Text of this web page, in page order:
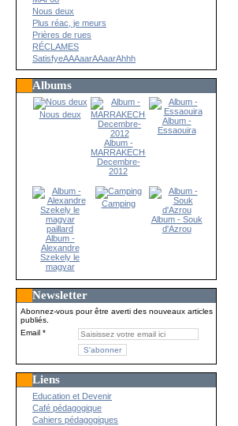
Nous deux
Plus réac, je meurs
Prières de rues
RÉCLAMES
SatisfyeAAAaarAAaarAhhh
Albums
Nous deux
Album -
MARRAKECH-
Decembre-
2012
Album -
Essaouira
Album -
Alexandre
Szekely le
magyar
Camping
Album - Souk
d'Azrou
Newsletter
Abonnez-vous pour être averti des nouveaux articles
publiés.
Email
Liens
Education et Devenir
Café pédagogique
Cahiers pédagogiques